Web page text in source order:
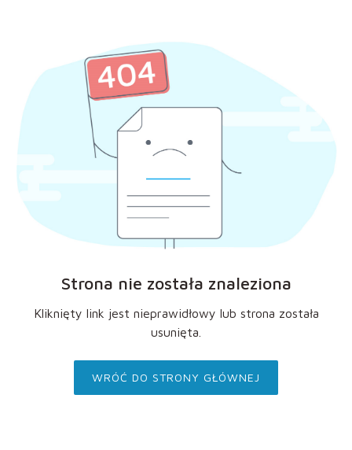
Strona nie została znaleziona
Kliknięty link jest nieprawidłowy lub strona została
usunięta.
WRÓĆ DO STRONY GŁÓWNEJ